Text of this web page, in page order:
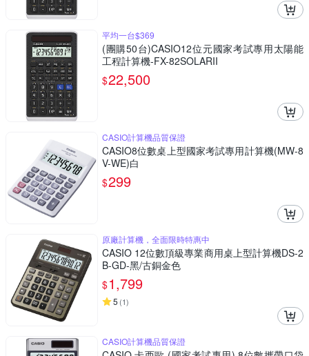
平均一台$369
(團購50台)CASIO12位元國家考試專用太陽能
工程計算機-FX-82SOLARII
$22,500
CASIO計算機品質保證
CASIO8位數桌上型國家考試專用計算機(MW-8
V-WE)白
$299
原廠計算機，全面限時特惠中
CASIO 12位數頂級專業商用桌上型計算機DS-2
B-GD-黑/古銅金色
$1,799
5 (1)
CASIO計算機品質保證